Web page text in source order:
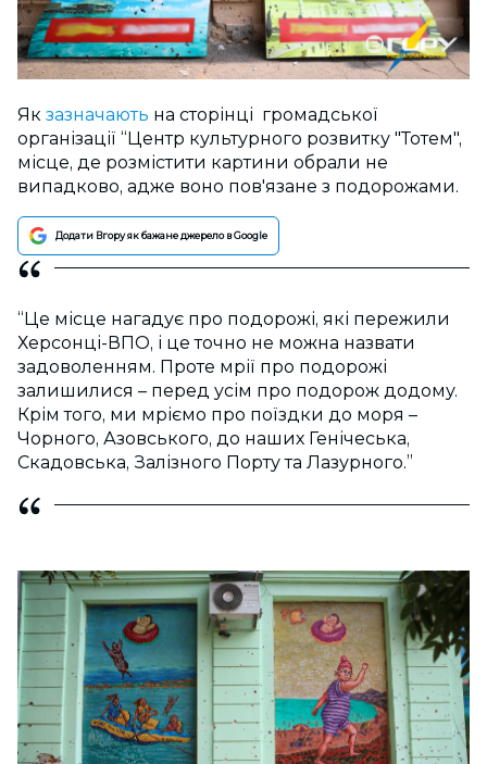
Як зазначають на сторінці громадської
організації “Центр культурного розвитку "Тотем",
місце, де розмістити картини обрали не
випадково, адже воно пов'язане з подорожами.
Додати Вгору як бажане джерело в Google
“Це місце нагадує про подорожі, які пережили
Херсонці-ВПО, і це точно не можна назвати
задоволенням. Проте мрії про подорожі
залишилися – перед усім про подорож додому.
Крім того, ми мріємо про поїздки до моря –
Чорного, Азовського, до наших Генічеська,
Скадовська, Залізного Порту та Лазурного.”